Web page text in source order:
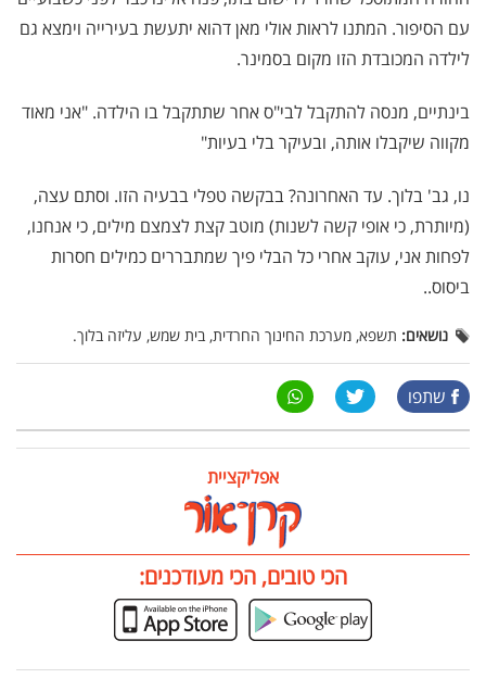
עם הסיפור. המתנו לראות אולי מאן דהוא יתעשת בעירייה וימצא גם
לילדה המכובדת הזו מקום בסמינר.
בינתיים, מנסה להתקבל לבי"ס אחר שתתקבל בו הילדה. "אני מאוד
מקווה שיקבלו אותה, ובעיקר בלי בעיות"
נו, גב' בלוך. עד האחרונה? בבקשה טפלי בבעיה הזו. וסתם עצה,
(מיותרת, כי אופי קשה לשנות) מוטב קצת לצמצם מילים, כי אנחנו,
לפחות אני, עוקב אחרי כל הבלי פיך שמתבררים כמילים חסרות
ביסוס..
נושאים: תשפא, מערכת החינוך החרדית, בית שמש, עליזה בלוך.
שתפו
אפליקציית
הכי טובים, הכי מעודכנים: